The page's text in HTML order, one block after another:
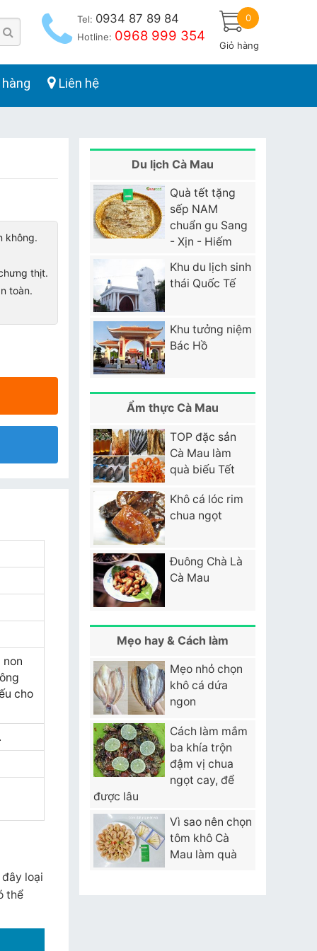
Tel: 0934 87 89 84
Hotline: 0968 999 354
0
Giỏ hàng
Liên hệ
không.
thịt.
toàn.
cho
loại
thể
Du lịch Cà Mau
Quà tết tặng
sếp NAM
chuẩn gu Sang
- Xịn - Hiếm
Khu du lịch sinh
thái Quốc Tế
Khu tưởng niệm
Bác Hồ
Ẩm thực Cà Mau
TOP đặc sản
Cà Mau làm
quà biếu Tết
Khô cá lóc rim
chua ngọt
Đuông Chà Là
Cà Mau
Mẹo hay & Cách làm
Mẹo nhỏ chọn
khô cá dứa
ngon
Cách làm mắm
ba khía trộn
đậm vị chua
ngọt cay, để
được lâu
Vì sao nên chọn
tôm khô Cà
Mau làm quà